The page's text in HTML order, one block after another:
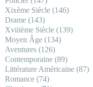
Xixème Siècle (146)
Drame (143)
Xviiième Siècle (139)
Moyen Âge (134)
Aventures (126)
Contemporaine (89)
Littérature Américaine (87)
Romance (74)